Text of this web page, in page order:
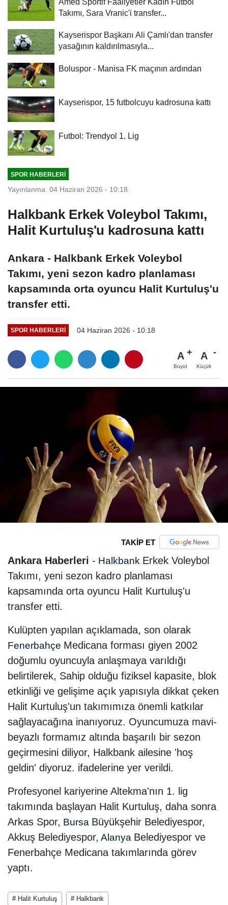
Takımı, Sara Vranic'i transfer...
Kayserispor Başkanı Ali Çamlı'dan transfer
yasağının kaldırılmasıyla...
Boluspor - Manisa FK maçının ardından
Kayserispor, 15 futbolcuyu kadrosuna kattı
Futbol: Trendyol 1. Lig
SPOR HABERLERI
Yayınlanma: 04 Haziran 2026 - 10:18
Halkbank Erkek Voleybol Takımı,
Halit Kurtuluş'u kadrosuna kattı
Ankara - Halkbank Erkek Voleybol
Takımı, yeni sezon kadro planlaması
kapsamında orta oyuncu Halit Kurtuluş'u
transfer etti.
SPOR HABERLERI 04 Haziran 2026 - 10:18
A
Büyüt
A
Küçült
TAKİP ET
Ankara Haberleri - Halkbank Erkek Voleybol
Takımı, yeni sezon kadro planlaması
kapsamında orta oyuncu Halit Kurtuluş'u
transfer etti.
Kulüpten yapılan açıklamada, son olarak
Fenerbahçe Medicana forması giyen 2002
doğumlu oyuncuyla anlaşmaya varıldığı
belirtilerek, Sahip olduğu fiziksel kapasite, blok
etkinliği ve gelişime açık yapısıyla dikkat çeken
Halit Kurtuluş'un takımımıza önemli katkılar
sağlayacağına inanıyoruz. Oyuncumuza mavi-
beyazlı formamız altında başarılı bir sezon
geçirmesini diliyor, Halkbank ailesine 'hoş
geldin' diyoruz. ifadelerine yer verildi.
Profesyonel kariyerine Altekma'nın 1. lig
takımında başlayan Halit Kurtuluş, daha sonra
Arkas Spor, Bursa Büyükşehir Belediyespor,
Akkuş Belediyespor, Alanya Belediyespor ve
Fenerbahçe Medicana takımlarında görev
yaptı.
# Halit Kurtuluş # Halkbank